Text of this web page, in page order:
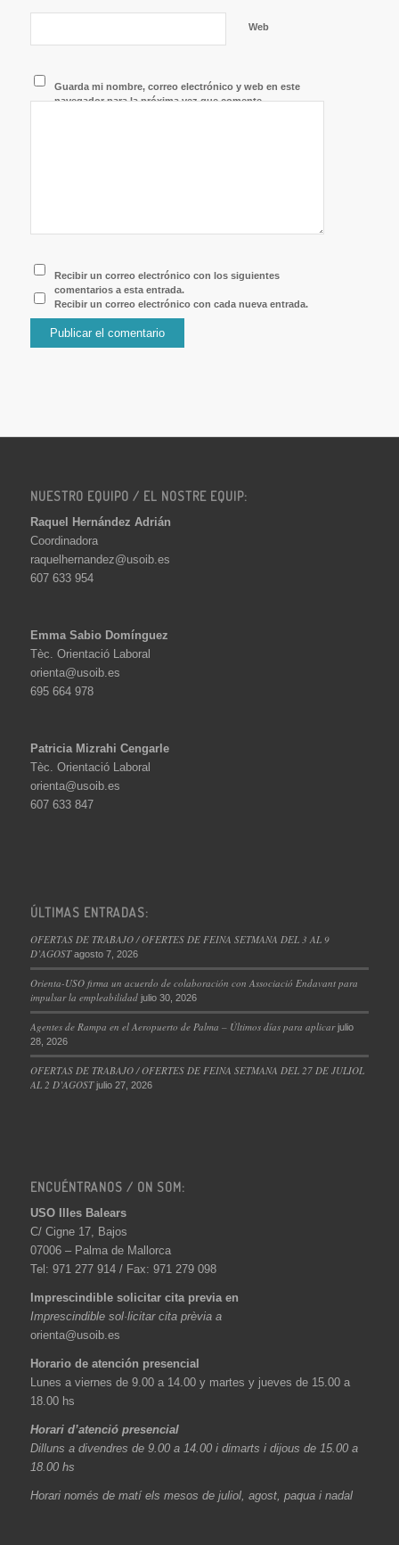
Web
Guarda mi nombre, correo electrónico y web en este
navegador para la próxima vez que comente.
Recibir un correo electrónico con los siguientes
comentarios a esta entrada.
Recibir un correo electrónico con cada nueva entrada.
NUESTRO EQUIPO / EL NOSTRE EQUIP:
Raquel Hernández Adrián
Coordinadora
raquelhernandez@usoib.es
607 633 954
Emma Sabio Domínguez
Tèc. Orientació Laboral
orienta@usoib.es
695 664 978
Patricia Mizrahi Cengarle
Tèc. Orientació Laboral
orienta@usoib.es
607 633 847
ÚLTIMAS ENTRADAS:
OFERTAS DE TRABAJO / OFERTES DE FEINA SETMANA DEL 3 AL 9
D’AGOST agosto 7, 2026
Orienta-USO firma un acuerdo de colaboración con Associació Endavant para
impulsar la empleabilidad julio 30, 2026
Agentes de Rampa en el Aeropuerto de Palma – Últimos días para aplicar julio
28, 2026
OFERTAS DE TRABAJO / OFERTES DE FEINA SETMANA DEL 27 DE JULIOL
AL 2 D’AGOST julio 27, 2026
ENCUÉNTRANOS / ON SOM:
USO Illes Balears
C/ Cigne 17, Bajos
07006 – Palma de Mallorca
Tel: 971 277 914 / Fax: 971 279 098
Imprescindible solicitar cita previa en
Imprescindible sol·licitar cita prèvia a
orienta@usoib.es
Horario de atención presencial
Lunes a viernes de 9.00 a 14.00 y martes y jueves de 15.00 a
18.00 hs
Horari d’atenció presencial
Dilluns a divendres de 9.00 a 14.00 i dimarts i dijous de 15.00 a
18.00 hs
Horari només de matí els mesos de juliol, agost, paqua i nadal